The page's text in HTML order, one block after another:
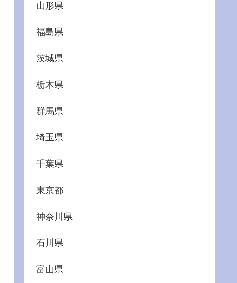
山形県
福島県
茨城県
栃木県
群馬県
埼玉県
千葉県
東京都
神奈川県
石川県
富山県